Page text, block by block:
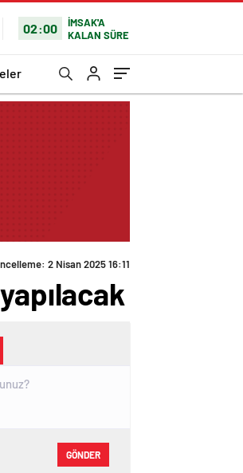
02:00
İMSAK'A
KALAN SÜRE
2 Nisan 2025 16:11
GÖNDER